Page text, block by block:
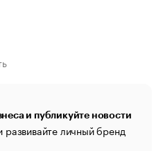
и публикуйте новости
развивайте личный бренд